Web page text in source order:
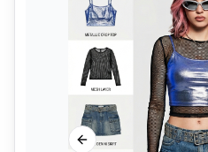
Previous slide